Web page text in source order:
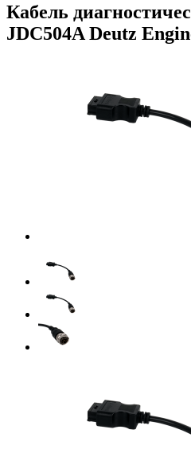
Кабель
JDC504A Deutz